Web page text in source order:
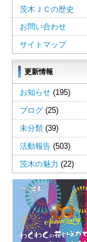
茨木ＪＣの歴史
お問い合わせ
サイトマップ
更新情報
お知らせ (195)
ブログ (25)
未分類 (39)
活動報告 (503)
茨木の魅力 (22)